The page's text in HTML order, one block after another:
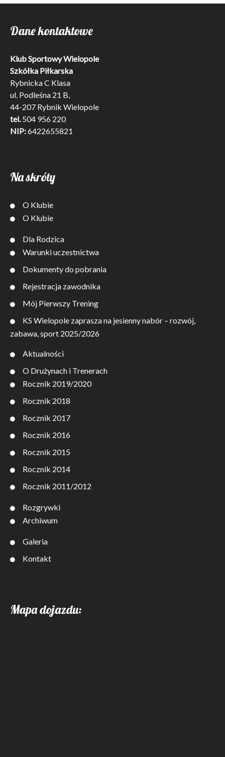
Dane kontaktowe
Klub Sportowy Wielopole
Szkółka Piłkarska
Rybnicka C Klasa
ul. Podleśna 21 B,
44-207 Rybnik Wielopole
tel.504 956 220
NIP:6422655821
Na skróty
O Klubie
O Klubie
Dla Rodzica
Warunki uczestnictwa
Dokumenty do pobrania
Rejestracja zawodnika
Mój Pierwszy Trening
KS Wielopole zaprasza na jesienny nabór – rozwój,
zabawa, sport 2025/2026
Aktualności
O Drużynach i Trenerach
Rocznik 2019/2020
Rocznik 2018
Rocznik 2017
Rocznik 2016
Rocznik 2015
Rocznik 2014
Rocznik 2011/2012
Rozgrywki
Archiwum
Galeria
Kontakt
Mapa dojazdu: